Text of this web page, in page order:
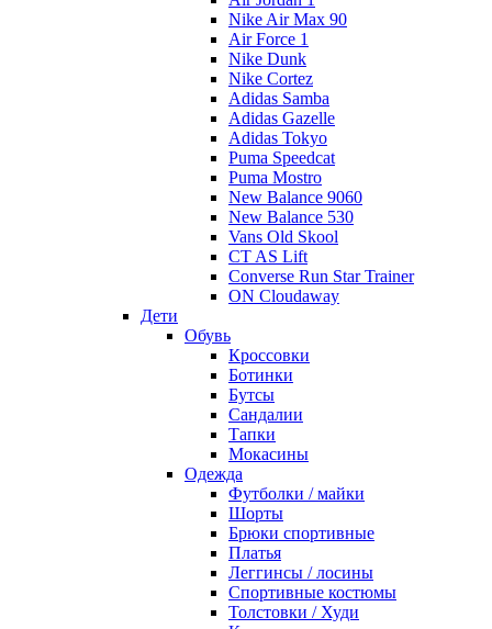
Nike Air Max 90
Air Force 1
Nike Dunk
Nike Cortez
Adidas Samba
Adidas Gazelle
Adidas Tokyo
Puma Speedcat
Puma Mostro
New Balance 9060
New Balance 530
Vans Old Skool
CT AS Lift
Converse Run Star Trainer
ON Cloudaway
Дети
Обувь
Кроссовки
Ботинки
Бутсы
Сандалии
Тапки
Мокасины
Одежда
Футболки / майки
Шорты
Брюки спортивные
Платья
Леггинсы / лосины
Спортивные костюмы
Толстовки / Худи